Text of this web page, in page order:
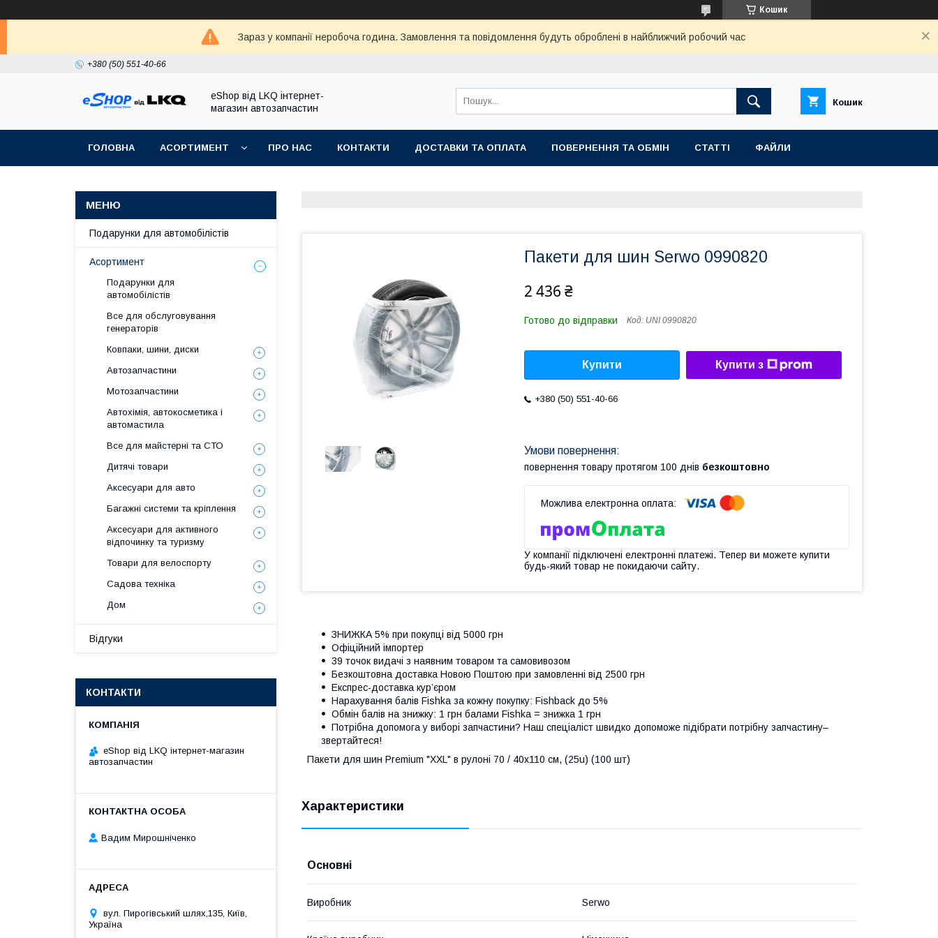
Кошик
Зараз у компанії неробоча година. Замовлення та повідомлення будуть оброблені в найближчий робочий час
+380 (50) 551-40-66
eShop від LKQ інтернет-
магазин автозапчастин
Кошик
ГОЛОВНА АСОРТИМЕНТ ПРО НАС КОНТАКТИ ДОСТАВКИ ТА ОПЛАТА ПОВЕРНЕННЯ ТА ОБМІН СТАТТІ ФАЙЛИ
Пакети для шин Serwo 0990820
2 436 ₴
Готово до відправки Код: UNI 0990820
Купити Купити з
+380 (50) 551-40-66
повернення товару протягом 100 днів безкоштовно
У компанії підключені електронні платежі. Тепер ви можете купити
будь-який товар не покидаючи сайту.
ЗНИЖКА 5% при покупці від 5000 грн
Офіційний імпортер
39 точок видачі з наявним товаром та самовивозом
Безкоштовна доставка Новою Поштою при замовленні від 2500 грн
Експрес-доставка кур’єром
Нарахування балів Fishka за кожну покупку: Fishback до 5%
Обмін балів на знижку: 1 грн балами Fishka = знижка 1 грн
Потрібна допомога у виборі запчастини? Наш спеціаліст швидко допоможе підібрати потрібну запчастину–
звертайтеся!
Пакети для шин Premium "XXL" в рулоні 70 / 40x110 см, (25u) (100 шт)
Характеристики
Основні
Виробник Serwo
Подарунки для автомобілістів
Асортимент
Подарунки для
автомобілістів
Все для обслуговування
генераторів
Ковпаки, шини, диски
Автозапчастини
Мотозапчастини
Автохімія, автокосметика і
автомастила
Все для майстерні та СТО
Дитячі товари
Аксесуари для авто
Багажні системи та кріплення
Аксесуари для активного
відпочинку та туризму
Товари для велоспорту
Садова техніка
Дом
Відгуки
КОНТАКТИ
eShop від LKQ інтернет-магазин
автозапчастин
Вадим Мирошніченко
вул. Пирогівський шлях,135, Київ,
Україна